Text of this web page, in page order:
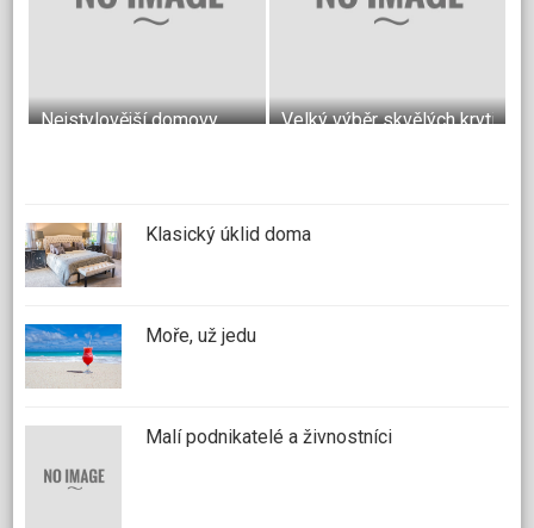
Nejstylovější domovy Velký výběr skvělých krytin
Klasický úklid doma
Moře, už jedu
Malí podnikatelé a živnostníci